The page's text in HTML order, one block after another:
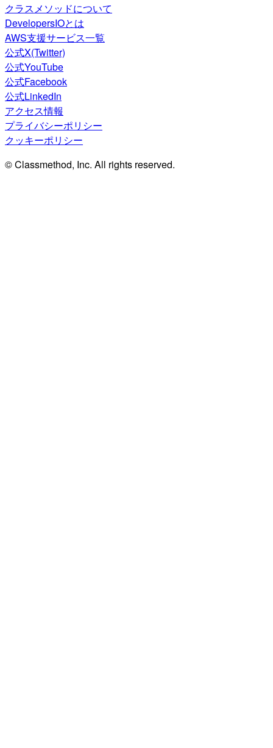
クラスメソッドについて
DevelopersIOとは
AWS支援サービス一覧
公式X(Twitter)
公式YouTube
公式Facebook
公式LinkedIn
アクセス情報
プライバシーポリシー
クッキーポリシー
© Classmethod, Inc. All rights reserved.